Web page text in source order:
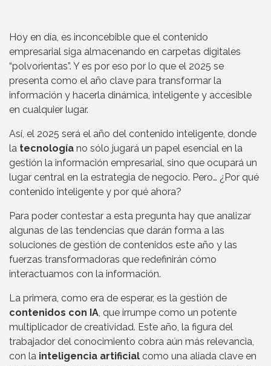
Hoy en día, es inconcebible que el contenido
empresarial siga almacenando en carpetas digitales
“polvorientas”. Y es por eso por lo que el 2025 se
presenta como el año clave para transformar la
información y hacerla dinámica, inteligente y accesible
en cualquier lugar.
Así, el 2025 será el año del contenido inteligente, donde
la tecnología no sólo jugará un papel esencial en la
gestión la información empresarial, sino que ocupará un
lugar central en la estrategia de negocio. Pero… ¿Por qué
contenido inteligente y por qué ahora?
Para poder contestar a esta pregunta hay que analizar
algunas de las tendencias que darán forma a las
soluciones de gestión de contenidos este año y las
fuerzas transformadoras que redefinirán cómo
interactuamos con la información.
La primera, como era de esperar, es la gestión de
contenidos con IA, que irrumpe como un potente
multiplicador de creatividad. Este año, la figura del
trabajador del conocimiento cobra aún más relevancia,
con la inteligencia artificial como una aliada clave en